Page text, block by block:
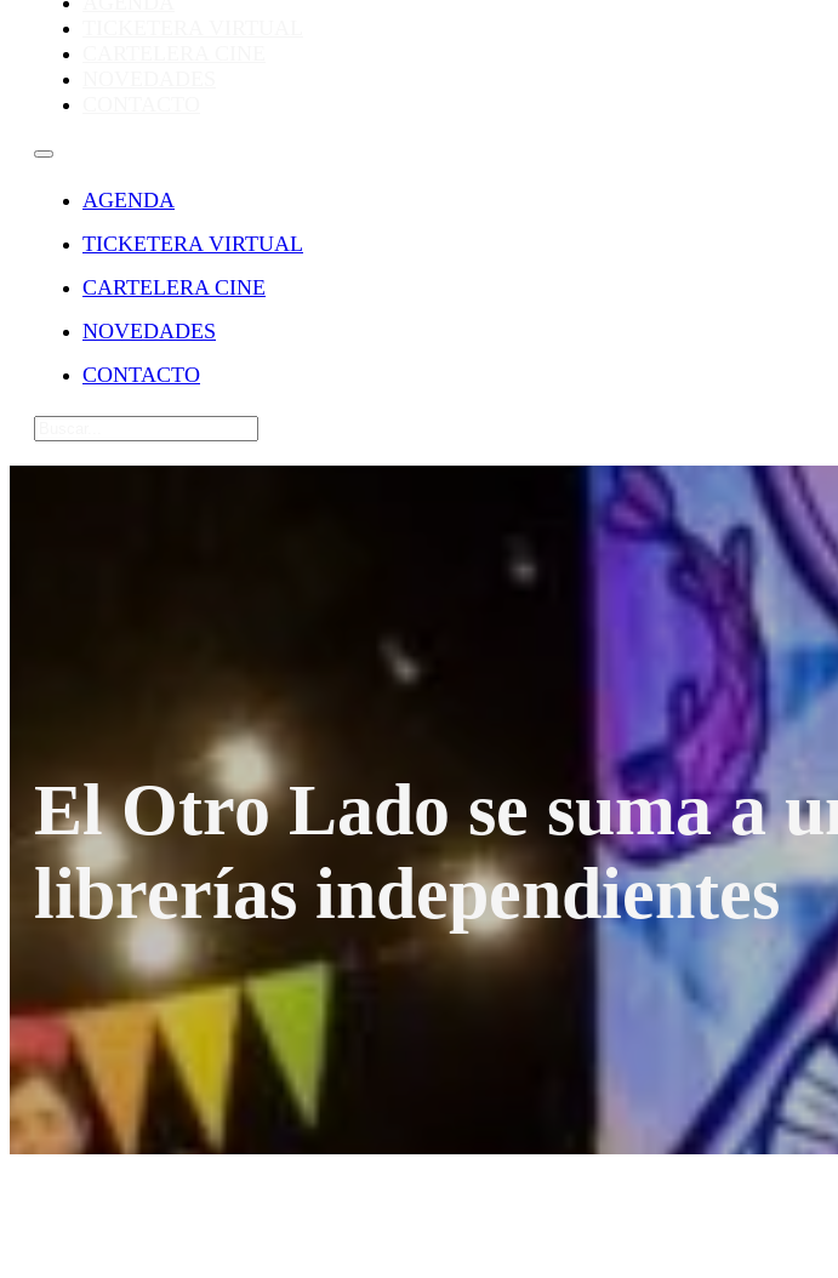
AGENDA
TICKETERA VIRTUAL
CARTELERA CINE
NOVEDADES
CONTACTO
El Otro Lado se suma a
librerías independientes